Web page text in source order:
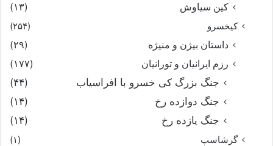
کین سیاوش
(۱۳)
کیخسرو
(۲۵۴)
داستان بیژن و منیژه
(۲۹)
رزم ایرانیان و تورانیان
(۱۷۷)
جنگ بزرگ کی خسرو با افراسیاب
(۴۴)
جنگ دوازده رخ
(۱۴)
جنگ یازده رخ
(۱۴)
گرشاسپ
(۱)